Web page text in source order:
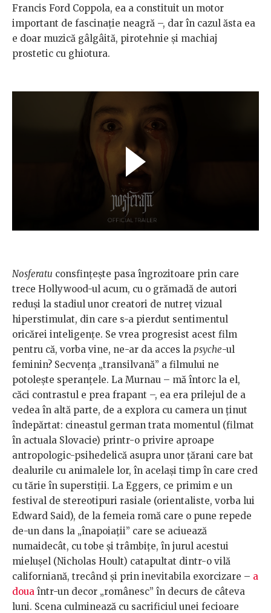
Francis Ford Coppola, ea a constituit un motor
important de fascinație neagră –, dar în cazul ăsta ea
e doar muzică gâlgâită, pirotehnie și machiaj
prostetic cu ghiotura.
Nosferatu consfințește pasa îngrozitoare prin care
trece Hollywood-ul acum, cu o grămadă de autori
reduși la stadiul unor creatori de nutreț vizual
hiperstimulat, din care s-a pierdut sentimentul
oricărei inteligențe. Se vrea progresist acest film
pentru că, vorba vine, ne-ar da acces la psyche-ul
feminin? Secvența „transilvană” a filmului ne
potolește speranțele. La Murnau – mă întorc la el,
căci contrastul e prea frapant –, ea era prilejul de a
vedea în altă parte, de a explora cu camera un ținut
îndepărtat: cineastul german trata momentul (filmat
în actuala Slovacie) printr-o privire aproape
antropologic-psihedelică asupra unor țărani care bat
dealurile cu animalele lor, în același timp în care cred
cu tărie în superstiții. La Eggers, ce primim e un
festival de stereotipuri rasiale (orientaliste, vorba lui
Edward Said), de la femeia romă care o pune repede
de-un dans la „înapoiații” care se aciuează
numaidecât, cu tobe și trâmbițe, în jurul acestui
mielușel (Nicholas Hoult) catapultat dintr-o vilă
californiană, trecând și prin inevitabila exorcizare – a
doua într-un decor „românesc” în decurs de câteva
luni. Scena culminează cu sacrificiul unei fecioare